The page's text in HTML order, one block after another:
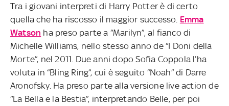
Tra i giovani interpreti di Harry Potter è di certo
quella che ha riscosso il maggior successo. Emma
Watson ha preso parte a “Marilyn”, al fianco di
Michelle Williams, nello stesso anno de “I Doni della
Morte”, nel 2011. Due anni dopo Sofia Coppola l’ha
voluta in “Bling Ring”, cui è seguito “Noah” di Darre
Aronofsky. Ha preso parte alla versione live action de
“La Bella e la Bestia”, interpretando Belle, per poi